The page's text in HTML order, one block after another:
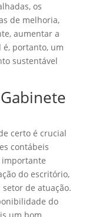
os
de melhoria,
aumentar a
é, portanto, um
sustentável
certo é crucial
contábeis
importante
do escritório,
de atuação.
do